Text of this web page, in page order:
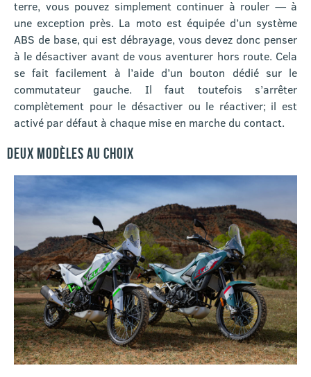
terre, vous pouvez simplement continuer à rouler — à
une exception près. La moto est équipée d’un système
ABS de base, qui est débrayage, vous devez donc penser
à le désactiver avant de vous aventurer hors route. Cela
se fait facilement à l’aide d’un bouton dédié sur le
commutateur gauche. Il faut toutefois s’arrêter
complètement pour le désactiver ou le réactiver; il est
activé par défaut à chaque mise en marche du contact.
DEUX MODÈLES AU CHOIX